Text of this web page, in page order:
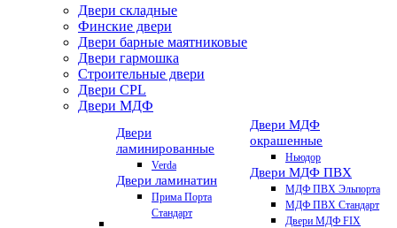
Двери складные
Финские двери
Двери барные маятниковые
Двери гармошка
Строительные двери
Двери CРL
Двери МДФ
Двери
ламинированные
Verda
Двери ламинатин
Прима Порта
Стандарт
Двери МДФ
окрашенные
Ньюдор
Двери МДФ ПВХ
МДФ ПВХ Эльпорта
МДФ ПВХ Стандарт
Двери МДФ FIX